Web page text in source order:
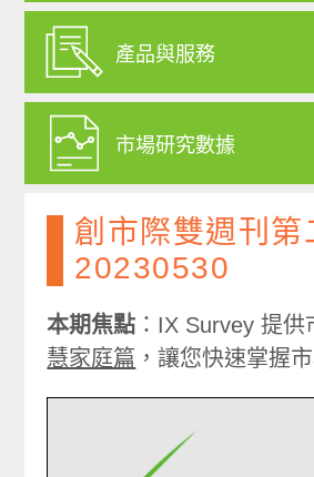
產品與服務
市場研究數據
創市際雙週刊第
20230530
本期焦點 ：IX Survey 提
慧家庭篇 ，讓您快速掌握